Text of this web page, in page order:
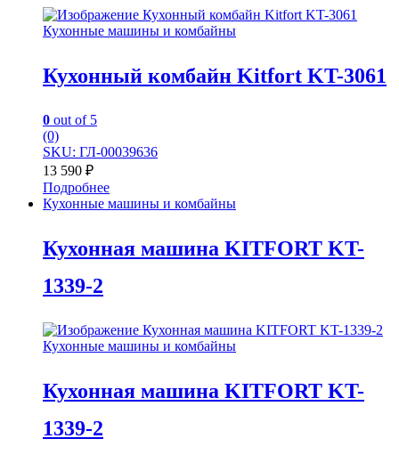
Кухонные машины и комбайны
Кухонный комбайн Kitfort KT-3061
0 out of 5
(0)
SKU: ГЛ-00039636
13 590 ₽
Подробнее
Кухонные машины и комбайны
Кухонная машина KITFORT KT-
1339-2
Кухонные машины и комбайны
Кухонная машина KITFORT KT-
1339-2